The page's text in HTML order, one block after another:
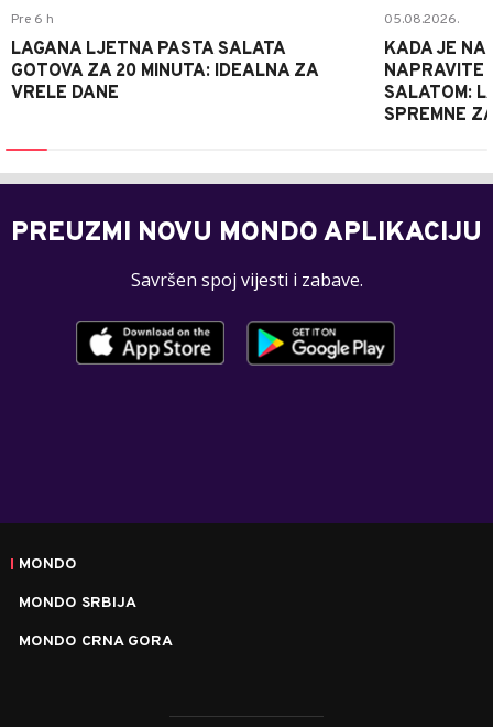
Pre 6 h
LAGANA LJETNA PASTA SALATA
GOTOVA ZA 20 MINUTA: IDEALNA ZA
VRELE DANE
05.08.2026.
KADA JE
NAPRAVITE
SALATOM:
SPREMNE
PREUZMI NOVU MONDO APLIKACIJU
Savršen spoj vijesti i zabave.
MONDO
MONDO SRBIJA
MONDO CRNA GORA